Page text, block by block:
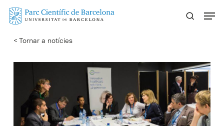
Skip
content
< Tornar a notícies